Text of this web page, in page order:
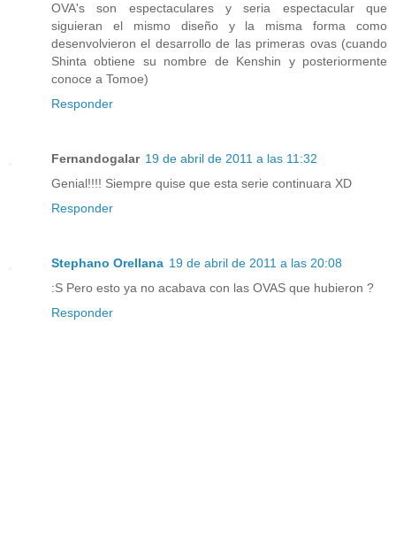
OVA's son espectaculares y seria espectacular que
siguieran el mismo diseño y la misma forma como
desenvolvieron el desarrollo de las primeras ovas (cuando
Shinta obtiene su nombre de Kenshin y posteriormente
conoce a Tomoe)
Responder
Fernandogalar 19 de abril de 2011 a las 11:32
Genial!!!! Siempre quise que esta serie continuara XD
Responder
Stephano Orellana 19 de abril de 2011 a las 20:08
:S Pero esto ya no acabava con las OVAS que hubieron ?
Responder